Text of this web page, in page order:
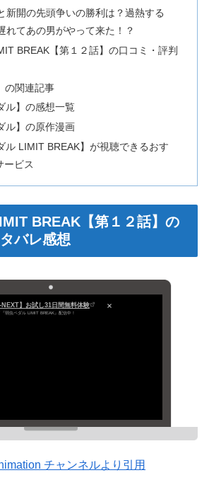
新開の先頭争いの勝利は？過熱する
れてあの男がやって来た！？
BREAK【第１２話】の口コミ・評判
の関連記事
ル】の感想一覧
ル】の原作漫画
ル LIMIT BREAK】が視聴できるおす
ービス
BREAK【第１２話】の
バレ感想
NEXT】お試し31日間無料体験
『弱虫ペダル LIMIT BREAK』配信中！
チャンネルより引用